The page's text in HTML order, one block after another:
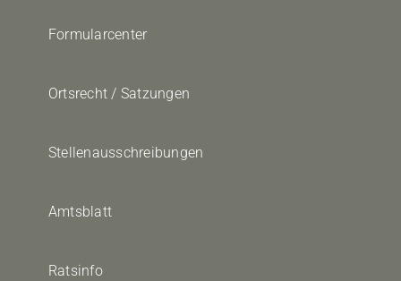
Formularcenter
Ortsrecht / Satzungen
Stellenausschreibungen
Amtsblatt
Ratsinfo